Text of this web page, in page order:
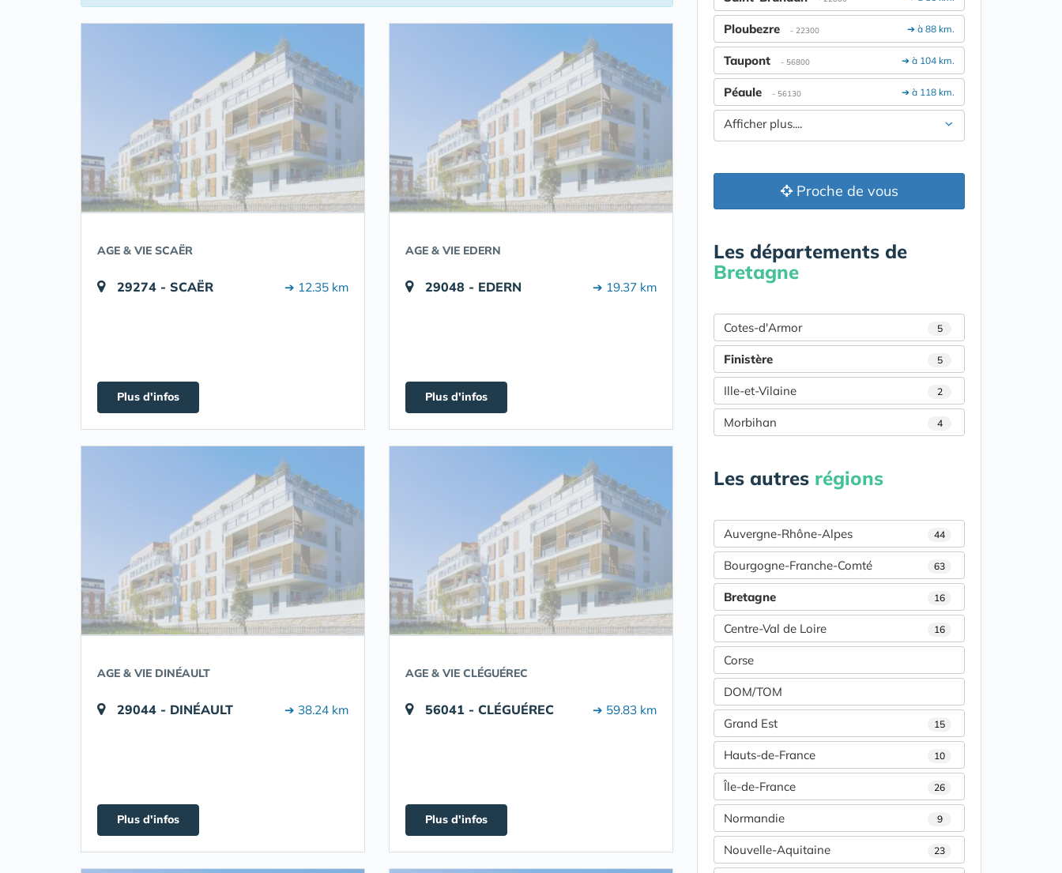
AGE & VIE SCAËR
29274 - SCAËR ➔ 12.35 km
Plus d'infos
AGE & VIE EDERN
29048 - EDERN ➔ 19.37 km
Plus d'infos
AGE & VIE DINÉAULT
29044 - DINÉAULT ➔ 38.24 km
Plus d'infos
AGE & VIE CLÉGUÉREC
56041 - CLÉGUÉREC ➔ 59.83 km
Plus d'infos
➔ à 88 km.
Ploubezre - 22300
➔ à 104 km.
Taupont - 56800
➔ à 118 km.
Péaule - 56130
Afficher plus....
Proche de vous
Les départements de
Bretagne
Cotes-d'Armor 5
Finistère 5
Ille-et-Vilaine 2
Morbihan 4
Les autres régions
Auvergne-Rhône-Alpes 44
Bourgogne-Franche-Comté 63
Bretagne 16
Centre-Val de Loire 16
Corse
DOM/TOM
Grand Est 15
Hauts-de-France 10
Île-de-France 26
Normandie 9
Nouvelle-Aquitaine 23